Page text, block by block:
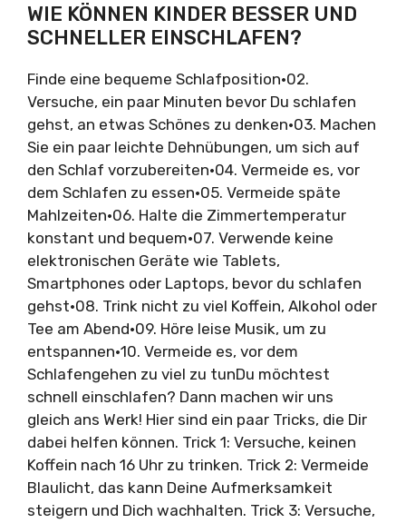
WIE KÖNNEN KINDER BESSER UND
SCHNELLER EINSCHLAFEN?
Finde eine bequeme Schlafposition•02.
Versuche, ein paar Minuten bevor Du schlafen
gehst, an etwas Schönes zu denken•03. Machen
Sie ein paar leichte Dehnübungen, um sich auf
den Schlaf vorzubereiten•04. Vermeide es, vor
dem Schlafen zu essen•05. Vermeide späte
Mahlzeiten•06. Halte die Zimmertemperatur
konstant und bequem•07. Verwende keine
elektronischen Geräte wie Tablets,
Smartphones oder Laptops, bevor du schlafen
gehst•08. Trink nicht zu viel Koffein, Alkohol oder
Tee am Abend•09. Höre leise Musik, um zu
entspannen•10. Vermeide es, vor dem
Schlafengehen zu viel zu tunDu möchtest
schnell einschlafen? Dann machen wir uns
gleich ans Werk! Hier sind ein paar Tricks, die Dir
dabei helfen können. Trick 1: Versuche, keinen
Koffein nach 16 Uhr zu trinken. Trick 2: Vermeide
Blaulicht, das kann Deine Aufmerksamkeit
steigern und Dich wachhalten. Trick 3: Versuche,